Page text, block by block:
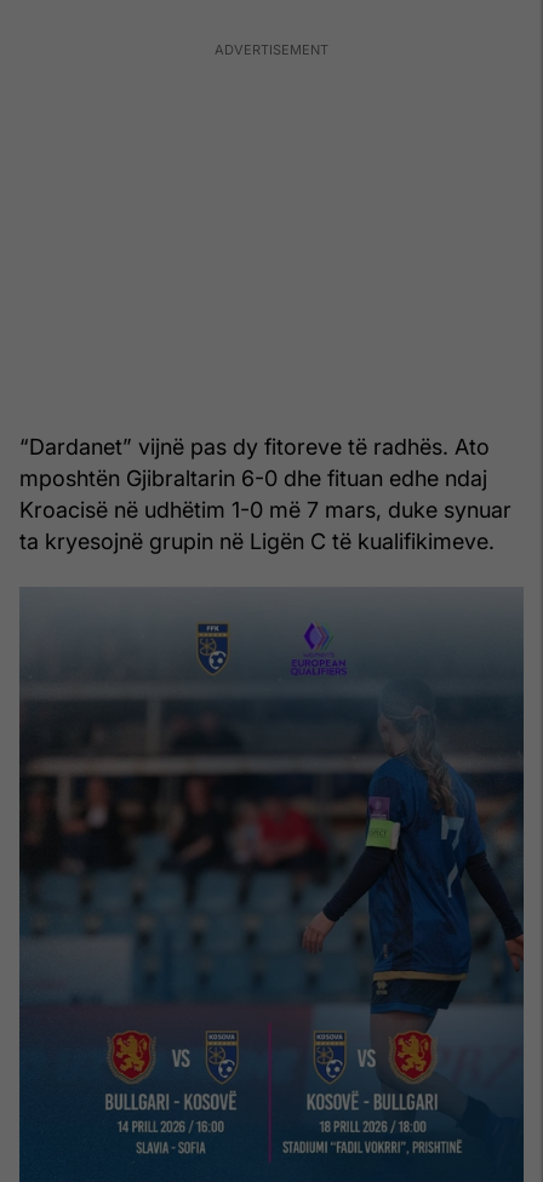
“Dardanet” vijnë pas dy fitoreve të radhës. Ato
mposhtën Gjibraltarin 6-0 dhe fituan edhe ndaj
Kroacisë në udhëtim 1-0 më 7 mars, duke synuar
ta kryesojnë grupin në Ligën C të kualifikimeve.